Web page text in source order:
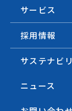
サービス
採用情報
サステナビ
ニュース